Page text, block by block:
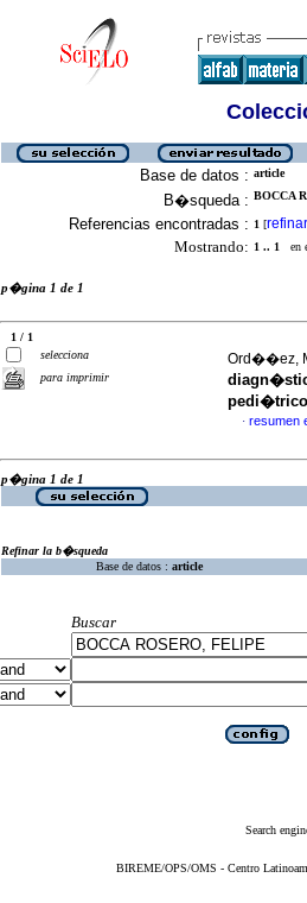
Base de datos : article
B�squeda : BOCCA
Referencias encontradas : 1 [refinar
Mostrando: 1 .. 1 en
p�gina 1 de 1
1 / 1
selecciona
para imprimir
Ord��ez,
· resumen
p�gina 1 de 1
Refinar la b�squeda
Base de datos : article
Buscar
Search
BIREME/OPS/OMS - Centro